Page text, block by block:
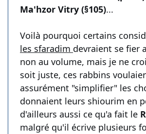
Ma'hzor Vitry (§105)...
Voilà pourquoi certains
les sfaradim devraient se fier
non au volume, mais je ne
soit juste, ces rabbins
assurément "simplifier" les
donnaient leurs shiourim en
d'ailleurs aussi ce qu'a fait le
malgré qu'il écrive plusieurs